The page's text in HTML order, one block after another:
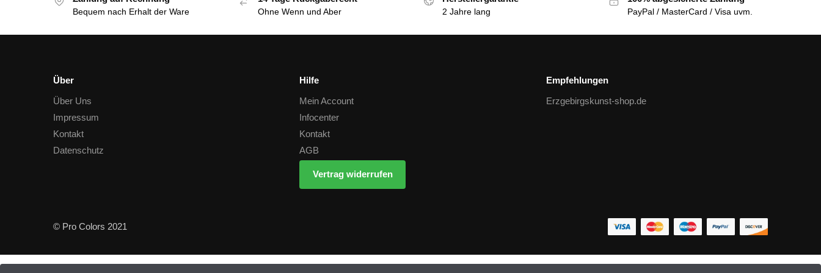
Bequem nach Erhalt der Ware Ohne Wenn und Aber 2 Jahre lang PayPal / MasterCard / Visa uvm.
Über
Über Uns
Impressum
Kontakt
Datenschutz
Hilfe
Mein Account
Infocenter
Kontakt
AGB
Vertrag widerrufen
Empfehlungen
Erzgebirgskunst-shop.de
© Pro Colors 2021